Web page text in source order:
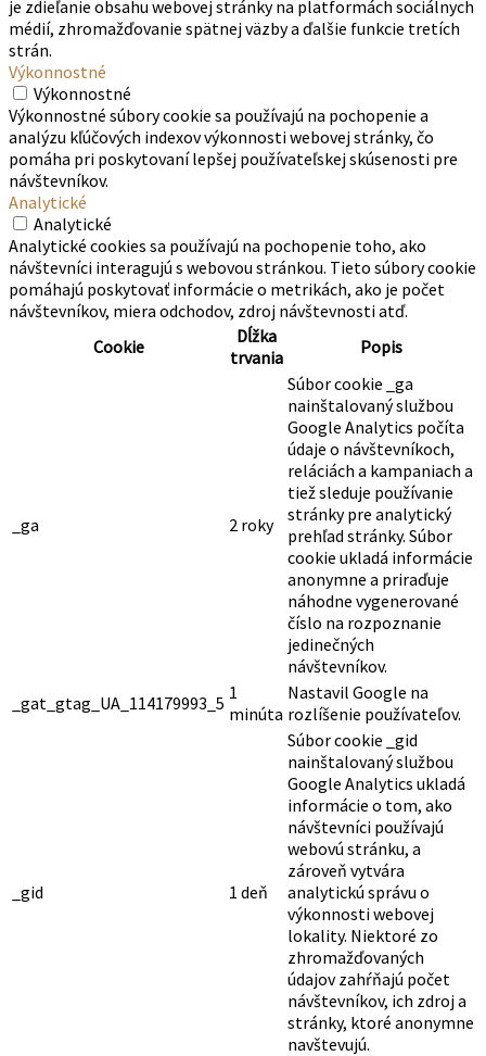
je zdieľanie obsahu webovej stránky na platformách sociálnych
médií, zhromažďovanie spätnej väzby a ďalšie funkcie tretích
strán.
Výkonnostné
Výkonnostné
Výkonnostné súbory cookie sa používajú na pochopenie a
analýzu kľúčových indexov výkonnosti webovej stránky, čo
pomáha pri poskytovaní lepšej používateľskej skúsenosti pre
návštevníkov.
Analytické
Analytické
Analytické cookies sa používajú na pochopenie toho, ako
návštevníci interagujú s webovou stránkou. Tieto súbory cookie
pomáhajú poskytovať informácie o metrikách, ako je počet
návštevníkov, miera odchodov, zdroj návštevnosti atď.
Cookie
Dĺžka
trvania
Popis
_ga 2 roky
Súbor cookie _ga
nainštalovaný službou
Google Analytics počíta
údaje o návštevníkoch,
reláciách a kampaniach a
tiež sleduje používanie
stránky pre analytický
prehľad stránky. Súbor
cookie ukladá informácie
anonymne a priraďuje
náhodne vygenerované
číslo na rozpoznanie
jedinečných
návštevníkov.
_gat_gtag_UA_114179993_5 1
minúta
Nastavil Google na
rozlíšenie používateľov.
_gid 1 deň
Súbor cookie _gid
nainštalovaný službou
Google Analytics ukladá
informácie o tom, ako
návštevníci používajú
webovú stránku, a
zároveň vytvára
analytickú správu o
výkonnosti webovej
lokality. Niektoré zo
zhromažďovaných
údajov zahŕňajú počet
návštevníkov, ich zdroj a
stránky, ktoré anonymne
navštevujú.